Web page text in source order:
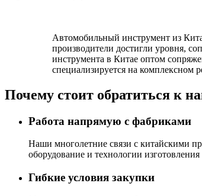
Автомобильный инструмент из
производители достигли уровня,
инструмента в Китае оптом
специализируется на комплексном
Почему стоит обратиться к
Работа напрямую с фабриками
Наши многолетние связи с китайскими
оборудование и технологии
Гибкие условия закупки